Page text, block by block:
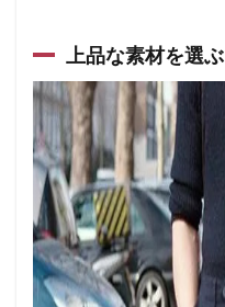
上品な素材を選ぶ